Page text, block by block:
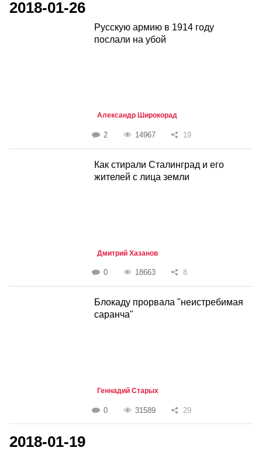
2018-01-26
Русскую армию в 1914 году
послали на убой
Александр Широкорад
2 14967 19
Как стирали Сталинград и его
жителей с лица земли
Дмитрий Хазанов
0 18663 8
Блокаду прорвала "неистребимая
саранча"
Геннадий Старых
0 31589 29
2018-01-19